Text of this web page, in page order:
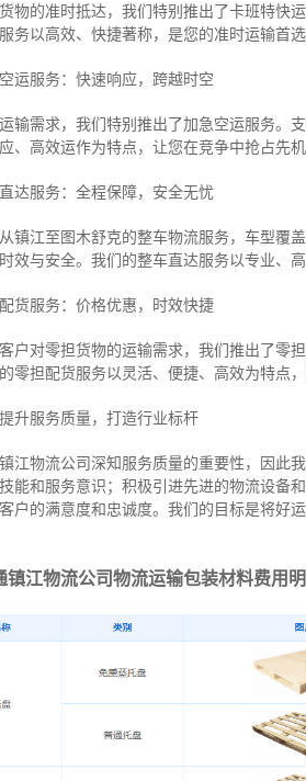
物的准时抵达，我们特别推出了卡班特快
务以高效、快捷著称，是您的准时运输首选
运服务：快速响应，跨越时空
输需求，我们特别推出了加急空运服务。
、高效运作为特点，让您在竞争中抢占先机
达服务：全程保障，安全无忧
镇江至图木舒克的整车物流服务，车型覆
效与安全。我们的整车直达服务以专业、
货服务：价格优惠，时效快捷
户对零担货物的运输需求，我们推出了零
零担配货服务以灵活、便捷、高效为特点
升服务质量，打造行业标杆
江物流公司深知服务质量的重要性，因此
能和服务意识；积极引进先进的物流设备
户的满意度和忠诚度。我们的目标是将好
镇江物流公司物流运输包装材料费用明